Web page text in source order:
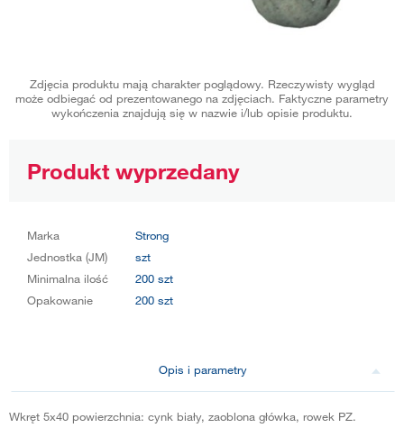
Zdjęcia produktu mają charakter poglądowy. Rzeczywisty wygląd
może odbiegać od prezentowanego na zdjęciach. Faktyczne parametry
wykończenia znajdują się w nazwie i/lub opisie produktu.
Produkt wyprzedany
Marka
Strong
Jednostka (JM)
szt
Minimalna ilość
200 szt
Opakowanie
200 szt
Opis i parametry
Wkręt 5x40 powierzchnia: cynk biały, zaoblona główka, rowek PZ.